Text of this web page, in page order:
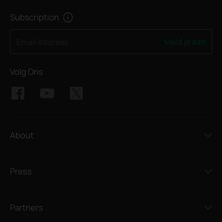
Subscription
Volg Ons
About
Press
Partners